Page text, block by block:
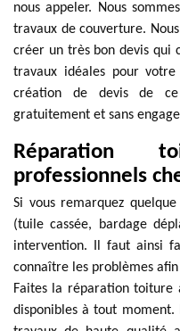
nous appeler. Nous
travaux de couverture.
créer un très bon devis qui
travaux idéales pour
création de devis de
gratuitement et sans
Réparation
professionnels
Si vous remarquez
(tuile cassée, bardage
intervention. Il faut ainsi
connaître les problèmes
Faites la réparation toiture
disponibles à tout moment.